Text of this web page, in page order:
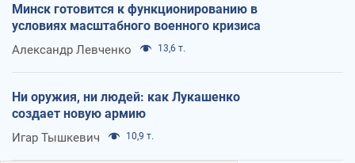
Минск готовится к функционированию в
условиях масштабного военного кризиса
Александр Левченко 13,6 т.
Ни оружия, ни людей: как Лукашенко
создает новую армию
Игар Тышкевич 10,9 т.